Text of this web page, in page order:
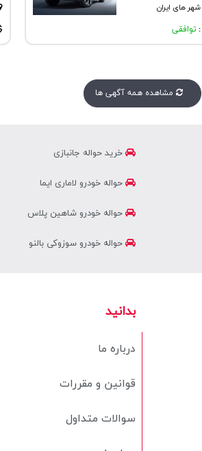
های ایران
توافقی
مشاهده همه آگهی ها
خرید حواله جانبازی
حواله خودرو لاماری ایما
حواله خودرو شاهین پلاس
حواله خودرو سوزوکی بالنو
بدانید
درباره ما
قوانین و مقررات
سوالات متداول